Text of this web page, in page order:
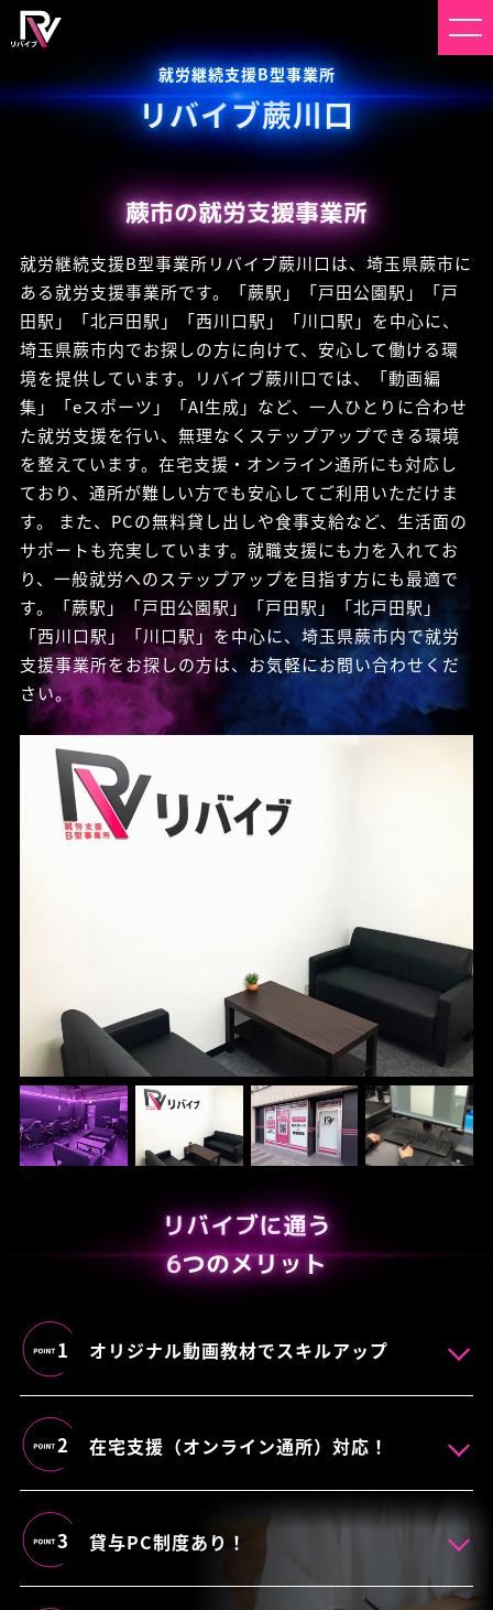
就労継続支援B型事業所
リバイブ蕨川口
蕨市の就労支援事業所
就労継続支援B型事業所リバイブ蕨川口は、埼玉県蕨市に
ある就労支援事業所です。「蕨駅」「戸田公園駅」「戸
田駅」「北戸田駅」「西川口駅」「川口駅」を中心に、
埼玉県蕨市内でお探しの方に向けて、安心して働ける環
境を提供しています。リバイブ蕨川口では、「動画編
集」「eスポーツ」「AI生成」など、一人ひとりに合わせ
た就労支援を行い、無理なくステップアップできる環境
を整えています。在宅支援・オンライン通所にも対応し
ており、通所が難しい方でも安心してご利用いただけま
す。 また、PCの無料貸し出しや食事支給など、生活面の
サポートも充実しています。就職支援にも力を入れてお
り、一般就労へのステップアップを目指す方にも最適で
す。「蕨駅」「戸田公園駅」「戸田駅」「北戸田駅」
「西川口駅」「川口駅」を中心に、埼玉県蕨市内で就労
支援事業所をお探しの方は、お気軽にお問い合わせくだ
さい。
リバイブに通う
6つのメリット
1 オリジナル動画教材でスキルアップ
2 在宅支援（オンライン通所）対応！
3 貸与PC制度あり！